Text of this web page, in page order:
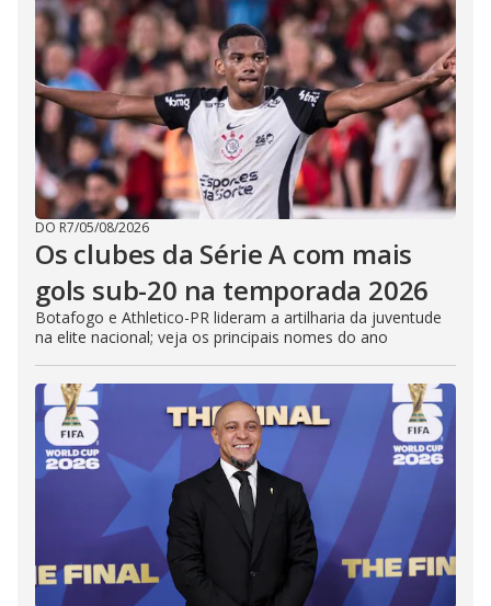
i
d
e
o
DO R7/05/08/2026
Os clubes da Série A com mais
gols sub-20 na temporada 2026
Botafogo e Athletico-PR lideram a artilharia da juventude
na elite nacional; veja os principais nomes do ano